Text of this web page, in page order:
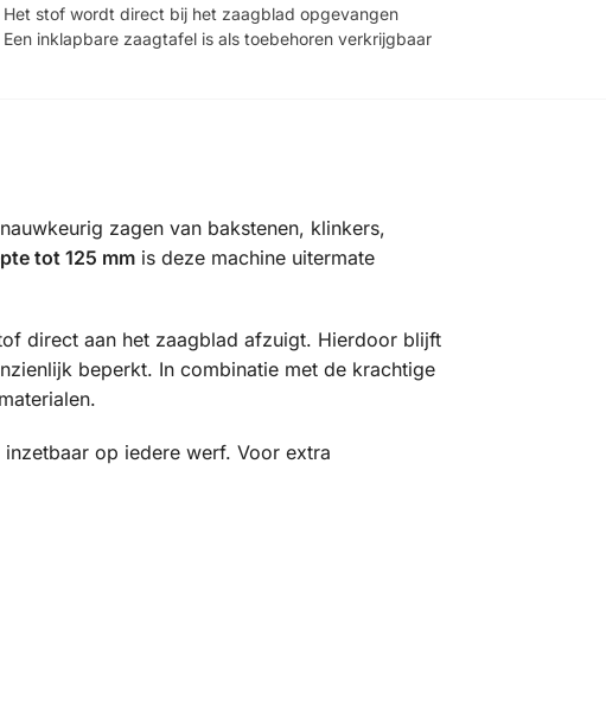
Het stof wordt direct bij het zaagblad opgevangen
Een inklapbare zaagtafel is als toebehoren verkrijgbaar
zagen van bakstenen, klinkers,
tot 125 mmis deze machine uitermate
direct aan het zaagblad afzuigt. Hierdoor blijft
beperkt. In combinatie met de krachtige
op iedere werf. Voor extra